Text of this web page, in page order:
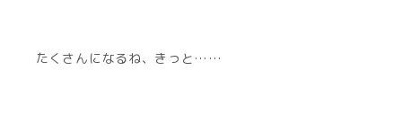
たくさんになるね、きっと……